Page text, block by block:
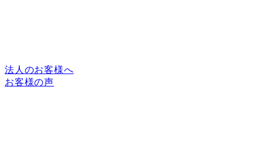
法人のお客様へ
お客様の声